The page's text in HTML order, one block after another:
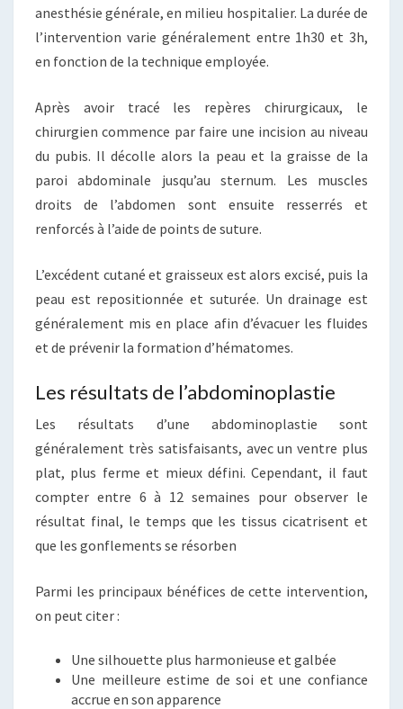
anesthésie générale, en milieu hospitalier. La durée de
l’intervention varie généralement entre 1h30 et 3h,
en fonction de la technique employée.
Après avoir tracé les repères chirurgicaux, le
chirurgien commence par faire une incision au niveau
du pubis. Il décolle alors la peau et la graisse de la
paroi abdominale jusqu’au sternum. Les muscles
droits de l’abdomen sont ensuite resserrés et
renforcés à l’aide de points de suture.
L’excédent cutané et graisseux est alors excisé, puis la
peau est repositionnée et suturée. Un drainage est
généralement mis en place afin d’évacuer les fluides
et de prévenir la formation d’hématomes.
Les résultats de l’abdominoplastie
Les résultats d’une abdominoplastie sont
généralement très satisfaisants, avec un ventre plus
plat, plus ferme et mieux défini. Cependant, il faut
compter entre 6 à 12 semaines pour observer le
résultat final, le temps que les tissus cicatrisent et
que les gonflements se résorben
Parmi les principaux bénéfices de cette intervention,
on peut citer :
Une silhouette plus harmonieuse et galbée
Une meilleure estime de soi et une confiance
accrue en son apparence